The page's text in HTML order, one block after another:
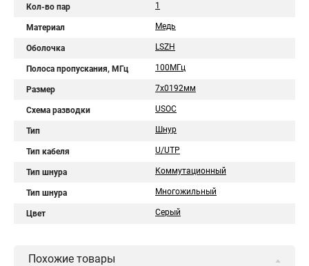
Кол-во пар 1
Материал Медь
Оболочка LSZH
Полоса пропускания, МГц 100МГц
Размер 7х0192мм
Схема разводки USOC
Тип Шнур
Тип кабеля U/UTP
Тип шнура Коммутационный
Тип шнура Многожильный
Цвет Серый
Похожие товары